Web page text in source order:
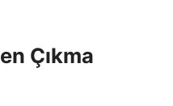
Çıkma